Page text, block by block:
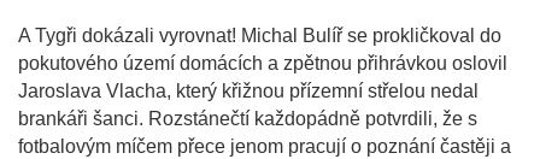
A Tygři dokázali vyrovnat! Michal Bulíř se prokličkoval do
pokutového území domácích a zpětnou přihrávkou oslovil
Jaroslava Vlacha, který křižnou přízemní střelou nedal
brankáři šanci. Rozstánečtí každopádně potvrdili, že s
fotbalovým míčem přece jenom pracují o poznání častěji a